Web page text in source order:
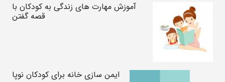
آموزش مهارت های زندگی به کودکان با
قصه گفتن
ایمن سازی خانه برای کودکان نوپا